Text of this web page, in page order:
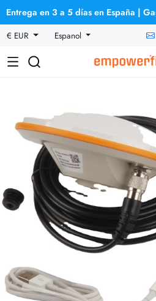
€ EUR
Espanol